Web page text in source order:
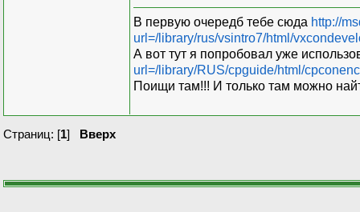
В первую очередб тебе сюда http://
url=/library/rus/vsintro7/html/
А вот тут я попробовал уже
url=/library/RUS/cpguide/html/
Поищи там!!! И только там можно
Страниц: [1] Вверх